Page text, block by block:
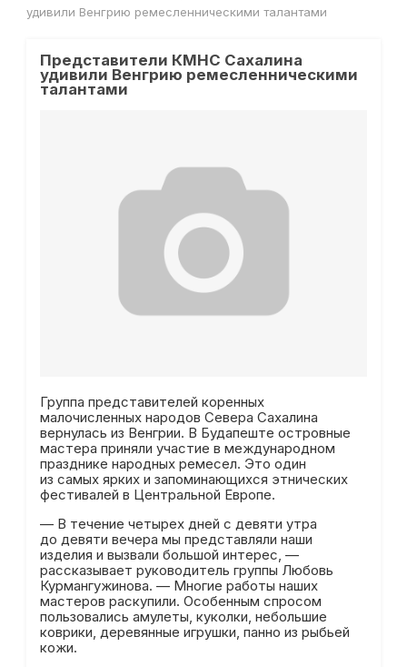
удивили Венгрию ремесленническими талантами
Представители КМНС Сахалина
удивили Венгрию ремесленническими
талантами
Группа представителей коренных
малочисленных народов Севера Сахалина
вернулась из Венгрии. В Будапеште островные
мастера приняли участие в международном
празднике народных ремесел. Это один
из самых ярких и запоминающихся этнических
фестивалей в Центральной Европе.
— В течение четырех дней с девяти утра
до девяти вечера мы представляли наши
изделия и вызвали большой интерес, —
рассказывает руководитель группы Любовь
Курмангужинова. — Многие работы наших
мастеров раскупили. Особенным спросом
пользовались амулеты, куколки, небольшие
коврики, деревянные игрушки, панно из рыбьей
кожи.